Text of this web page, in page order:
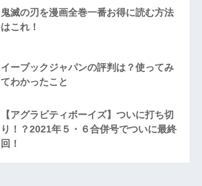
鬼滅の刃を漫画全巻一番お得に読む方法
はこれ！
イーブックジャパンの評判は？使ってみ
てわかったこと
【アグラビティボーイズ】ついに打ち切
り！？2021年５・６合併号でついに最終
回！